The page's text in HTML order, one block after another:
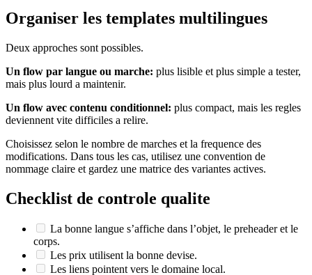
Organiser les templates multilingues
Deux approches sont possibles.
Un flow par langue ou marche: plus lisible et plus simple a tester,
mais plus lourd a maintenir.
Un flow avec contenu conditionnel: plus compact, mais les regles
deviennent vite difficiles a relire.
Choisissez selon le nombre de marches et la frequence des
modifications. Dans tous les cas, utilisez une convention de
nommage claire et gardez une matrice des variantes actives.
Checklist de controle qualite
La bonne langue s’affiche dans l’objet, le preheader et le
corps.
Les prix utilisent la bonne devise.
Les liens pointent vers le domaine local.